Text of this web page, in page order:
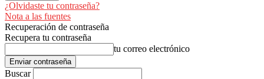
¿Olvidaste tu contraseña?
Nota a las fuentes
Recuperación de contraseña
Recupera tu contraseña
tu correo electrónico
Buscar